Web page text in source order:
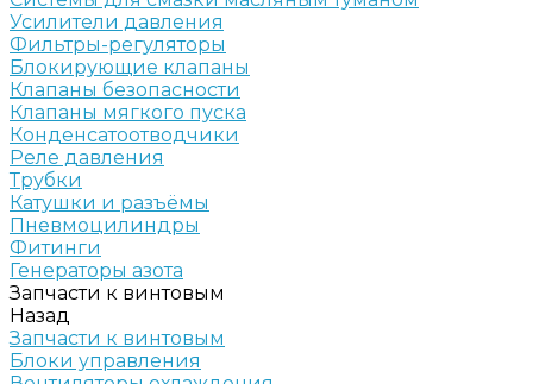
Усилители давления
Фильтры-регуляторы
Блокирующие клапаны
Клапаны безопасности
Клапаны мягкого пуска
Конденсатоотводчики
Реле давления
Трубки
Катушки и разъёмы
Пневмоцилиндры
Фитинги
Генераторы азота
Запчасти к винтовым
Назад
Запчасти к винтовым
Блоки управления